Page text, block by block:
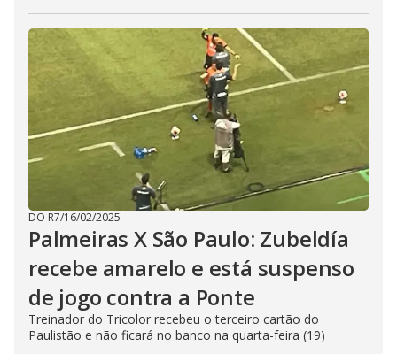
DO R7/16/02/2025
Palmeiras X São Paulo: Zubeldía
recebe amarelo e está suspenso
de jogo contra a Ponte
Treinador do Tricolor recebeu o terceiro cartão do
Paulistão e não ficará no banco na quarta-feira (19)